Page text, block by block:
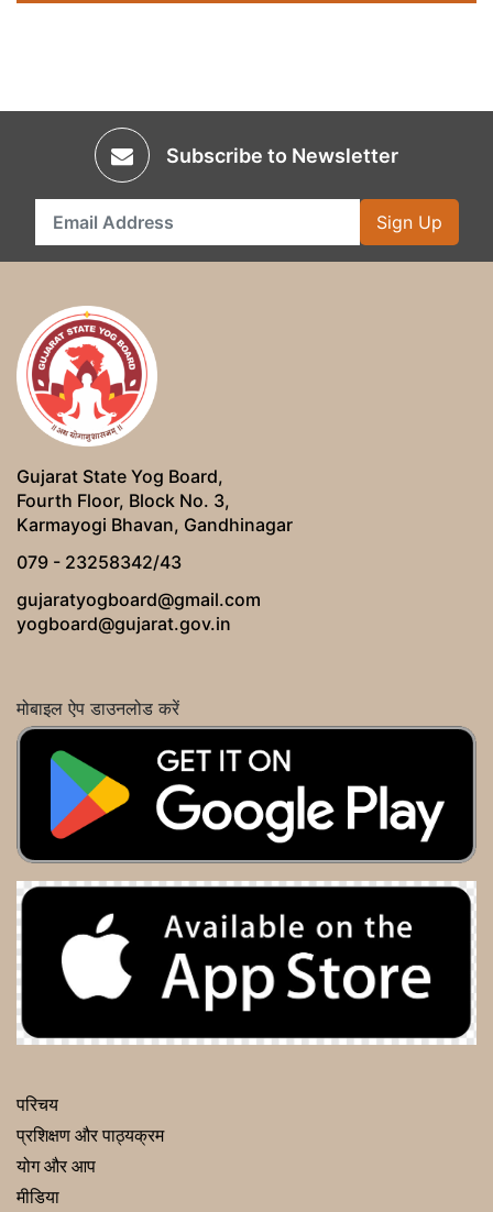
Subscribe to Newsletter
Sign Up
Gujarat State Yog Board,
Fourth Floor, Block No. 3,
Karmayogi Bhavan, Gandhinagar
079 - 23258342/43
gujaratyogboard@gmail.com
yogboard@gujarat.gov.in
मोबाइल ऐप डाउनलोड करें
परिचय
प्रशिक्षण और पाठ्यक्रम
योग और आप
मीडिया